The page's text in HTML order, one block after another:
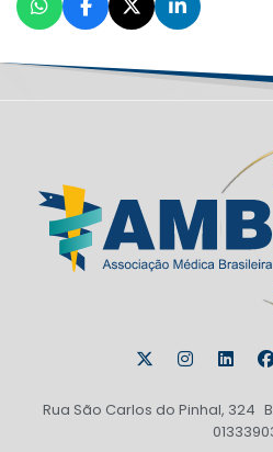
Rua São Carlos do Pinhal, 324